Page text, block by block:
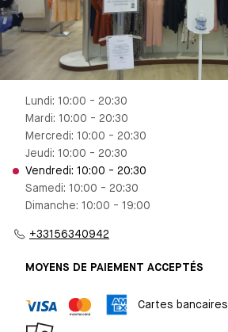
Lundi: 10:00 - 20:30
Mardi: 10:00 - 20:30
Mercredi: 10:00 - 20:30
Jeudi: 10:00 - 20:30
Vendredi: 10:00 - 20:30
Samedi: 10:00 - 20:30
Dimanche: 10:00 - 19:00
+33156340942
MOYENS DE PAIEMENT ACCEPTÉS
Cartes bancaires